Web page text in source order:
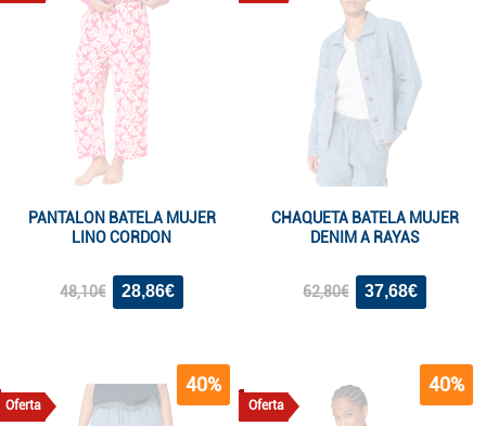
PANTALON BATELA MUJER
LINO CORDON
48,10€ 28,86€
CHAQUETA BATELA MUJER
DENIM A RAYAS
62,80€ 37,68€
Oferta
40%
Oferta
40%